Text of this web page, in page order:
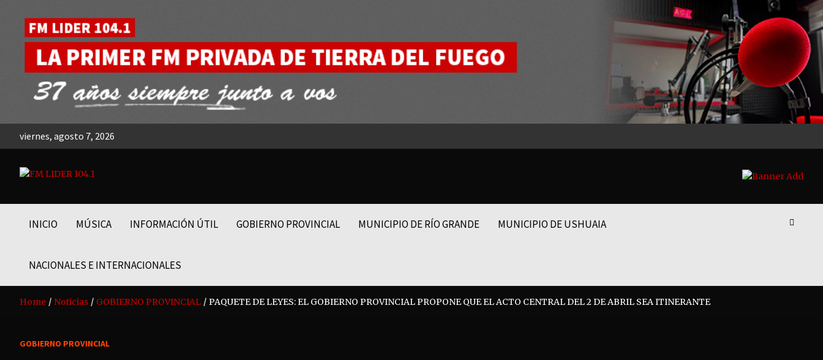
content
viernes, agosto 7, 2026
FM LIDER 104.1
INICIO MÚSICA INFORMACIÓN ÚTIL GOBIERNO PROVINCIAL MUNICIPIO DE RÍO GRANDE MUNICIPIO DE USHUAIA
NACIONALES E INTERNACIONALES
Home Noticias GOBIERNO PROVINCIAL PAQUETE DE LEYES: EL GOBIERNO PROVINCIAL PROPONE QUE EL ACTO CENTRAL DEL 2 DE ABRIL SEA ITINERANTE
GOBIERNO PROVINCIAL